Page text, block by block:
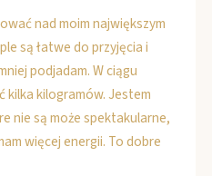
nad moim największym
są łatwe do przyjęcia i
podjadam. W ciągu
kilka kilogramów. Jestem
nie są może spektakularne,
więcej energii. To dobre